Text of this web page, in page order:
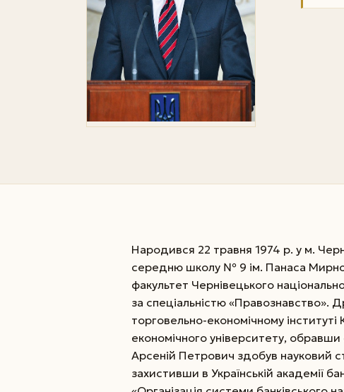
Народився 22 травня 1974 р. у м.
середню школу № 9 ім. Панаса
факультет Чернівецького
за спеціальністю «Правознавство».
торговельно-економічному
економічного університету,
Арсеній Петрович здобув науковий
захистивши в Українській академії